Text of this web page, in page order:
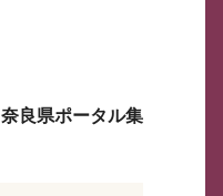
奈良県ポータル集